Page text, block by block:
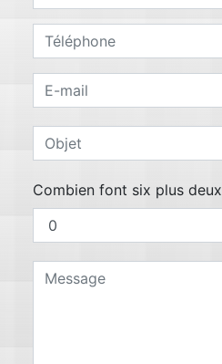
Combien font six plus deux